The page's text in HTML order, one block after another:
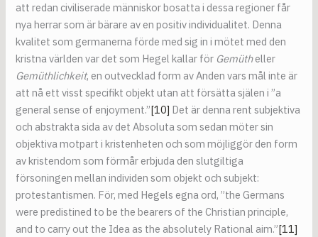
att redan civiliserade människor bosatta i dessa regioner får
nya herrar som är bärare av en positiv individualitet. Denna
kvalitet som germanerna förde med sig in i mötet med den
kristna världen var det som Hegel kallar för Gemütheller
Gemüthlichkeit, en outvecklad form av Anden vars mål inte är
att nå ett visst specifikt objekt utan att försätta själen i ”a
general sense of enjoyment.”[10] Det är denna rent subjektiva
och abstrakta sida av det Absoluta som sedan möter sin
objektiva motpart i kristenheten och som möjliggör den form
av kristendom som förmår erbjuda den slutgiltiga
försoningen mellan individen som objekt och subjekt:
protestantismen. För, med Hegels egna ord, ”the Germans
were predistined to be the bearers of the Christian principle,
and to carry out the Idea as the absolutely Rational aim.”[11]